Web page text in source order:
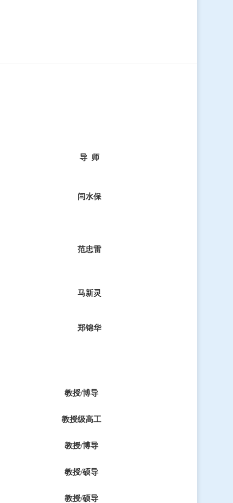
导 师
闫水保
范忠雷
马新灵
郑锦华
教授/博导
教授级高工
教授/博导
教授/硕导
教授/硕导